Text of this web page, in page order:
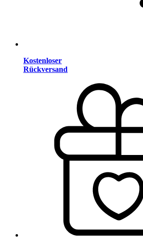
Kostenloser
Rückversand